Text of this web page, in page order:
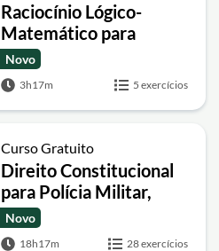
Raciocínio Lógico-
Matemático para
Concursos IBEST: Do
Zero ao Gabarito
Novo
3h17m 5 exercícios
Curso Gratuito
Direito Constitucional
para Polícia Militar,
Guarda Municipal e
Polícia Penal
Novo
18h17m 28 exercícios